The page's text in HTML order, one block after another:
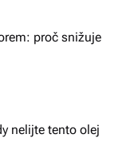
proč snižuje
nelijte tento olej